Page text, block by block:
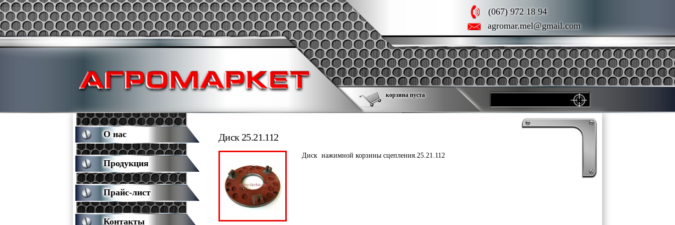
(067) 972 18 94
agromar.mel@gmail.com
корзина пуста
Диск 25.21.112
Диск нажимной корзины сцепления.25.21.112
О нас
Продукция
Прайс-лист
Контакты